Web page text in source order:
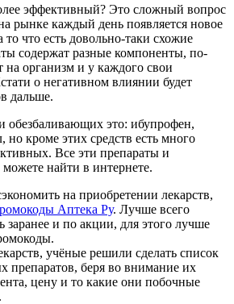
эффективный? Это сложный вопрос
рынке каждый день появляется новое
то что есть довольно-таки схожие
содержат разные компоненты, по-
на организм и у каждого свои
о негативном влиянии будет
дальше.
обезбаливающих это: ибупрофен,
но кроме этих средств есть много
Все эти препараты и
найти в интернете.
на приобретении лекарств,
Аптека Ру. Лучше всего
заранее и по акции, для этого лучше
учёные решили сделать список
препаратов, беря во внимание их
цену и то какие они побочные